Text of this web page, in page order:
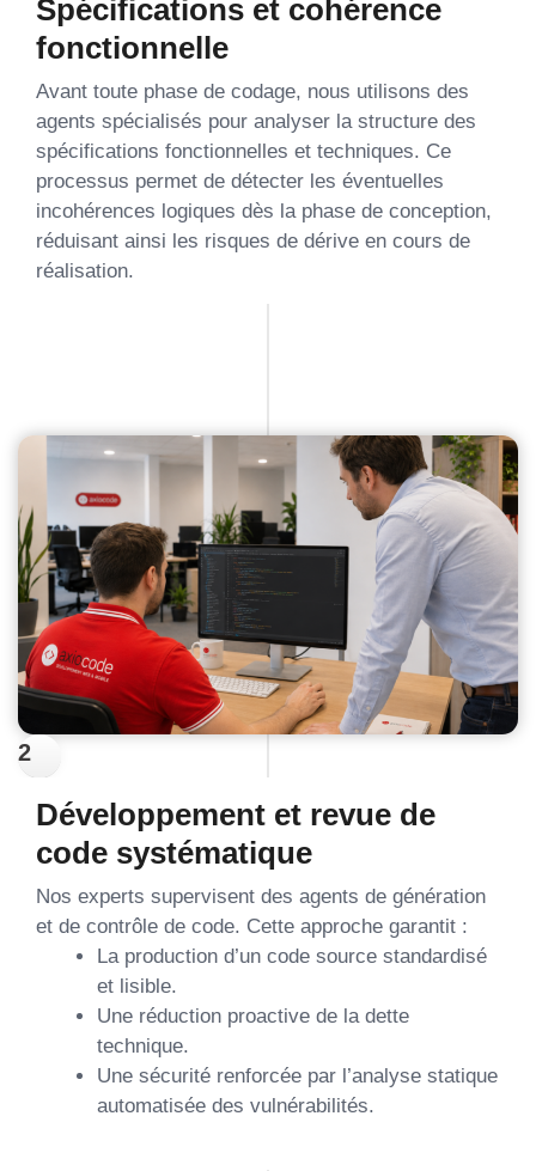
Spécifications et cohérence
fonctionnelle
Avant toute phase de codage, nous utilisons des
agents spécialisés pour analyser la structure des
spécifications fonctionnelles et techniques. Ce
processus permet de détecter les éventuelles
incohérences logiques dès la phase de conception,
réduisant ainsi les risques de dérive en cours de
réalisation.
2
Développement et revue de
code systématique
Nos experts supervisent des agents de génération
et de contrôle de code. Cette approche garantit :
La production d’un code source standardisé
et lisible.
Une réduction proactive de la dette
technique.
Une sécurité renforcée par l’analyse statique
automatisée des vulnérabilités.